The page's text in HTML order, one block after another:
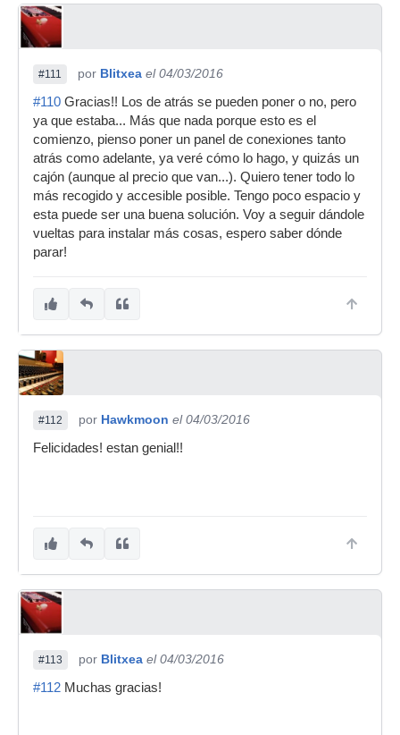
#111 por Blitxea el 04/03/2016
#110 Gracias!! Los de atrás se pueden poner o no, pero
ya que estaba... Más que nada porque esto es el
comienzo, pienso poner un panel de conexiones tanto
atrás como adelante, ya veré cómo lo hago, y quizás un
cajón (aunque al precio que van...). Quiero tener todo lo
más recogido y accesible posible. Tengo poco espacio y
esta puede ser una buena solución. Voy a seguir dándole
vueltas para instalar más cosas, espero saber dónde
parar!
#112 por Hawkmoon el 04/03/2016
Felicidades! estan genial!!
#113 por Blitxea el 04/03/2016
#112 Muchas gracias!